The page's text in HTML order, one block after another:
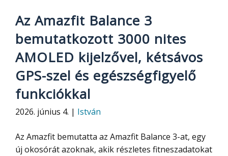
Az Amazfit Balance 3
bemutatkozott 3000 nites
AMOLED kijelzővel, kétsávos
GPS-szel és egészségfigyelő
funkciókkal
2026. június 4. | István
Az Amazfit bemutatta az Amazfit Balance 3-at, egy
új okosórát azoknak, akik részletes fitneszadatokat